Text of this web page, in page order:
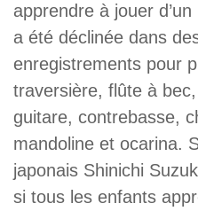
apprendre à jouer
a été déclinée dans
enregistrements pour
traversière, flûte à
guitare, contrebasse,
mandoline et ocarina.
japonais Shinichi
si tous les enfants